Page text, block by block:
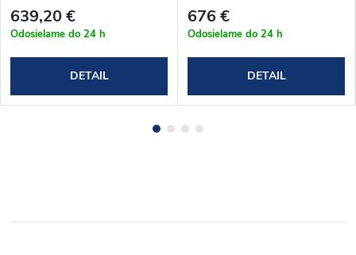
639,20 €
Odosielame do 24 h
DETAIL
676 €
Odosielame do 24 h
DETAIL